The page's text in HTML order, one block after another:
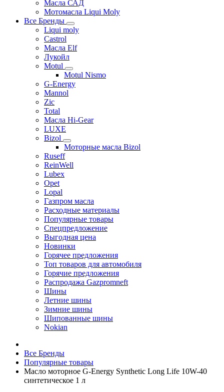
Масла САД
Мотомасла Liqui Moly
Все Бренды
Liqui moly
Castrol
Масла Elf
Лукойл
Motul
Motul Nismo
G-Energy
Mannol
Zic
Total
Масла Hi-Gear
LUXE
Bizol
Моторные масла Bizol
Ruseff
ReinWell
Lubex
Opet
Lopal
Газпром масла
Расходные материалы
Популярные товары
Спецпредложение
Выгодная цена
Новинки
Горячее предложения
Топ товаров для автомобиля
Горячие предложения
Распродажа Gazpromneft
Шины
Летние шины
Зимние шины
Шипованные шины
Nokian
Все Бренды
Популярные товары
Масло моторное G-Energy Synthetic Long Life 10W-40
синтетическое 1 л